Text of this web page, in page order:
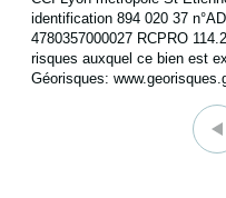
identification 894 020 37
4780357000027 RCPRO
risques auxquel ce bien est
Géorisques: